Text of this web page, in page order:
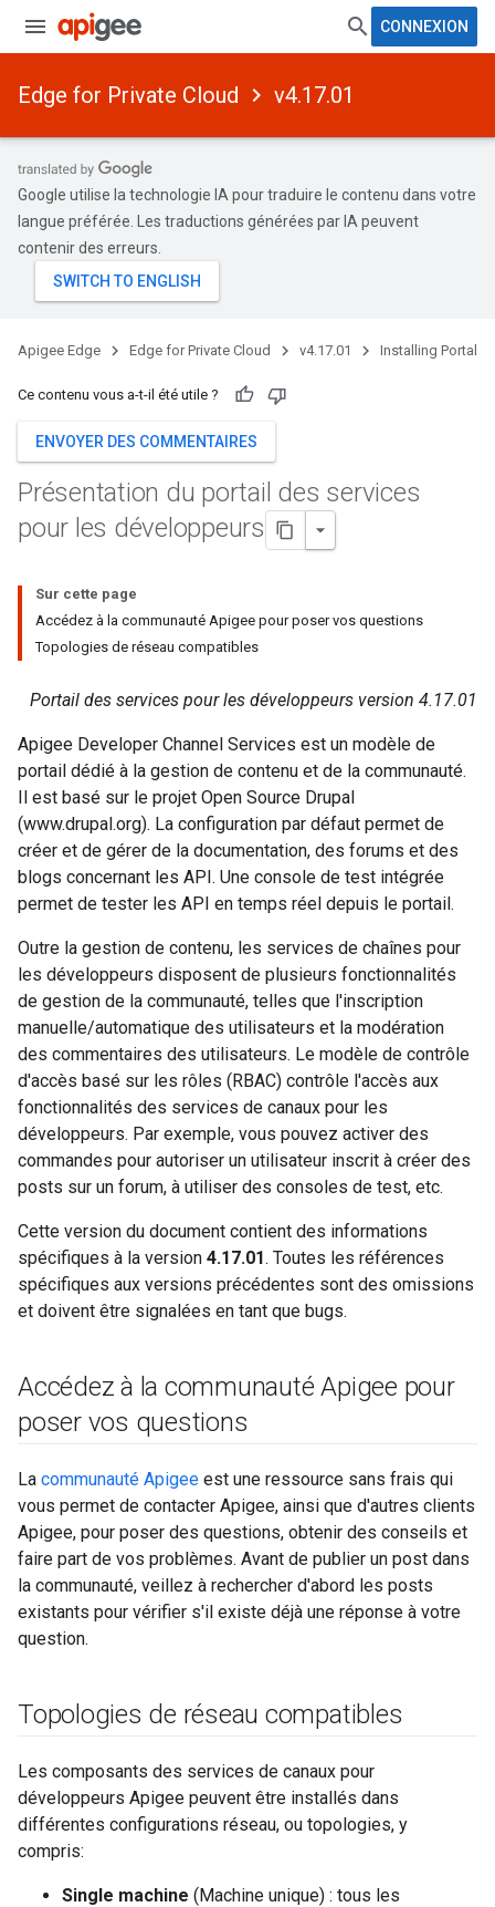
CONNEXION
Edge for Private Cloud v4.17.01
Google utilise la technologie IA pour traduire le contenu dans votre
langue préférée. Les traductions générées par IA peuvent
contenir des erreurs.
Apigee Edge Edge for Private Cloud v4.17.01 Installing Portal
Ce contenu vous a-t-il été utile ?
ENVOYER DES COMMENTAIRES
Présentation du portail des services
pour les développeurs
Sur cette page
Accédez à la communauté Apigee pour poser vos questions
Topologies de réseau compatibles
Portail des services pour les développeurs version 4.17.01
Apigee Developer Channel Services est un modèle de
portail dédié à la gestion de contenu et de la communauté.
Il est basé sur le projet Open Source Drupal
(www.drupal.org). La configuration par défaut permet de
créer et de gérer de la documentation, des forums et des
blogs concernant les API. Une console de test intégrée
permet de tester les API en temps réel depuis le portail.
Outre la gestion de contenu, les services de chaînes pour
les développeurs disposent de plusieurs fonctionnalités
de gestion de la communauté, telles que l'inscription
manuelle/automatique des utilisateurs et la modération
des commentaires des utilisateurs. Le modèle de contrôle
d'accès basé sur les rôles (RBAC) contrôle l'accès aux
fonctionnalités des services de canaux pour les
développeurs. Par exemple, vous pouvez activer des
commandes pour autoriser un utilisateur inscrit à créer des
posts sur un forum, à utiliser des consoles de test, etc.
Cette version du document contient des informations
spécifiques à la version 4.17.01. Toutes les références
spécifiques aux versions précédentes sont des omissions
et doivent être signalées en tant que bugs.
Accédez à la communauté Apigee pour
poser vos questions
La communauté Apigee est une ressource sans frais qui
vous permet de contacter Apigee, ainsi que d'autres clients
Apigee, pour poser des questions, obtenir des conseils et
faire part de vos problèmes. Avant de publier un post dans
la communauté, veillez à rechercher d'abord les posts
existants pour vérifier s'il existe déjà une réponse à votre
question.
Topologies de réseau compatibles
Les composants des services de canaux pour
développeurs Apigee peuvent être installés dans
différentes configurations réseau, ou topologies, y
compris:
Single machine (Machine unique) : tous les